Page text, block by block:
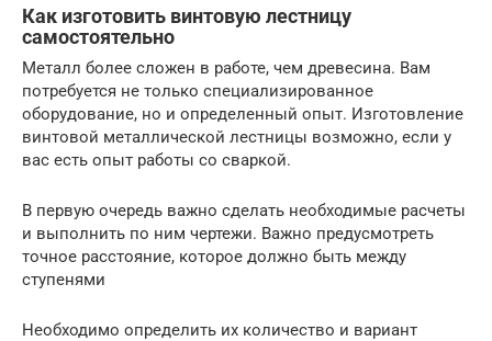
Как изготовить винтовую лестницу
самостоятельно
Металл более сложен в работе, чем древесина. Вам
потребуется не только специализированное
оборудование, но и определенный опыт. Изготовление
винтовой металлической лестницы возможно, если у
вас есть опыт работы со сваркой.
В первую очередь важно сделать необходимые расчеты
и выполнить по ним чертежи. Важно предусмотреть
точное расстояние, которое должно быть между
ступенями
Необходимо определить их количество и вариант